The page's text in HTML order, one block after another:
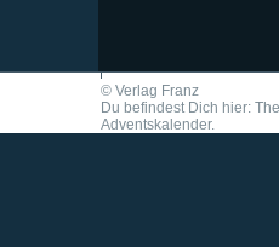
© Verlag Franz
Du befindest Dich hier:
Adventskalender.